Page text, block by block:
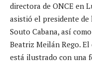
directora de ONCE en
asistió el presidente de
Souto Cabana, así
Beatriz Meilán Rego. El
está ilustrado con una